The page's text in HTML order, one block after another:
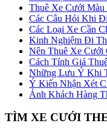
Thuê Xe Cưới Màu
Các Câu Hỏi Khi
Các Loại Xe Cần
Kinh Nghiệm Đi
Nên Thuê Xe Cưới
Cách Tính Giá
Những Lưu Ý Khi
Ý Kiến Nhận Xét
Ảnh Khách Hàng
TÌM XE CƯỚI